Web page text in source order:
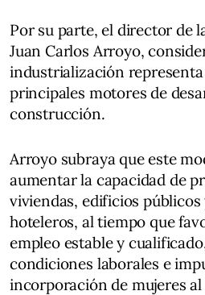
Por su parte, el director de
Juan Carlos Arroyo,
industrialización
principales motores de
construcción.
Arroyo subraya que este
aumentar la capacidad de
viviendas, edificios
hoteleros, al tiempo que
empleo estable y
condiciones laborales e
incorporación de mujeres al